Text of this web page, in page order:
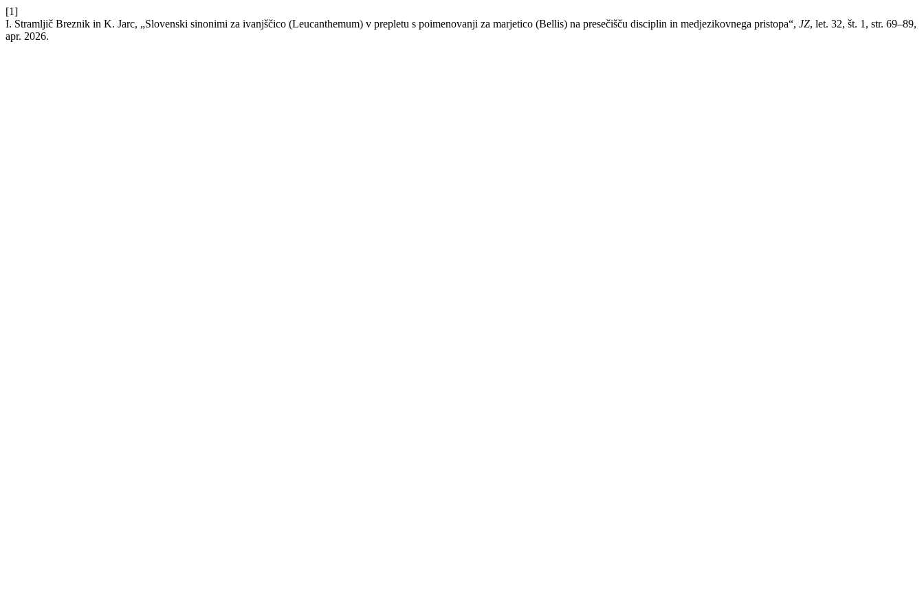
[1]
I. Stramljič Breznik in K. Jarc, „Slovenski sinonimi za ivanjščico (Leucanthemum) v prepletu s poimenovanji za marjetico (Bellis) na presečišču disciplin in medjezikovnega pristopa“, JZ, let. 32, št. 1, str. 69–89,
apr. 2026.